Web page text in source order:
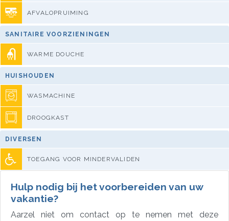
AFVALOPRUIMING
SANITAIRE VOORZIENINGEN
WARME DOUCHE
HUISHOUDEN
WASMACHINE
DROOGKAST
DIVERSEN
TOEGANG VOOR MINDERVALIDEN
Hulp nodig bij het voorbereiden van uw
vakantie?
Aarzel niet om contact op te nemen met deze